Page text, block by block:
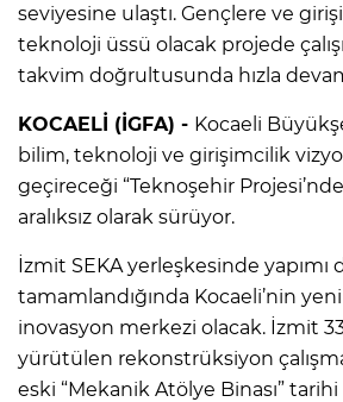
seviyesine ulaştı. Gençlere ve
teknoloji üssü olacak projede
takvim doğrultusunda hızla
KOCAELİ (İGFA) - Kocaeli
bilim, teknoloji ve girişimcilik
geçireceği “Teknoşehir
aralıksız olarak sürüyor.
İzmit SEKA yerleşkesinde yapımı
tamamlandığında Kocaeli’nin
inovasyon merkezi olacak. İzmit
yürütülen rekonstrüksiyon
eski “Mekanik Atölye Binası”